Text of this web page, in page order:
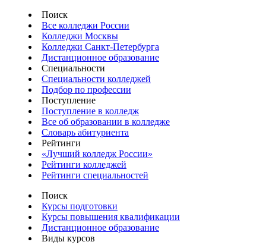
Поиск
Все колледжи России
Колледжи Москвы
Колледжи Санкт-Петербурга
Дистанционное образование
Специальности
Специальности колледжей
Подбор по профессии
Поступление
Поступление в колледж
Все об образовании в колледже
Словарь абитуриента
Рейтинги
«Лучший колледж России»
Рейтинги колледжей
Рейтинги специальностей
Поиск
Курсы подготовки
Курсы повышения квалификации
Дистанционное образование
Виды курсов